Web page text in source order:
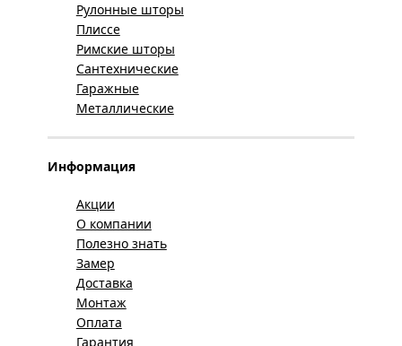
Рулонные шторы
Плиссе
Римские шторы
Сантехнические
Гаражные
Металлические
Информация
Акции
О компании
Полезно знать
Замер
Доставка
Монтаж
Оплата
Гарантия